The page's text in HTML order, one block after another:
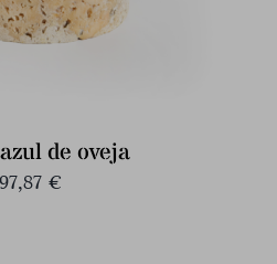
de oveja
97,87 €